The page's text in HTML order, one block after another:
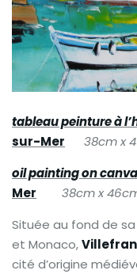
tableau peinture à
sur-Mer
38cm x
oil painting on
Mer
38cm x
Située au fond de sa
et Monaco,
cité d’origine